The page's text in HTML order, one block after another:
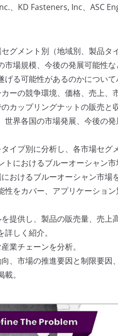
、KD Fasteners, Inc、ASC
グメント別（地域別、製品タ
市場規模、今後の発展可能性
る可能性があるのかについて
ーの競争環境、価格、売上、
カップリングナットの販売と
世界各国の市場発展、今後の
イプ別に分析し、各市場セグ
におけるブルーオーシャン市
おけるブルーオーシャン市場
性をカバー、アプリケーショ
提供し、製品の販売量、売上
しく紹介。
業チェーンを分析。
、市場の推進要因と制限要因
。